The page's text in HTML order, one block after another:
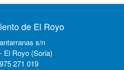
de El Royo
s/n
El Royo (Soria)
975 271 019